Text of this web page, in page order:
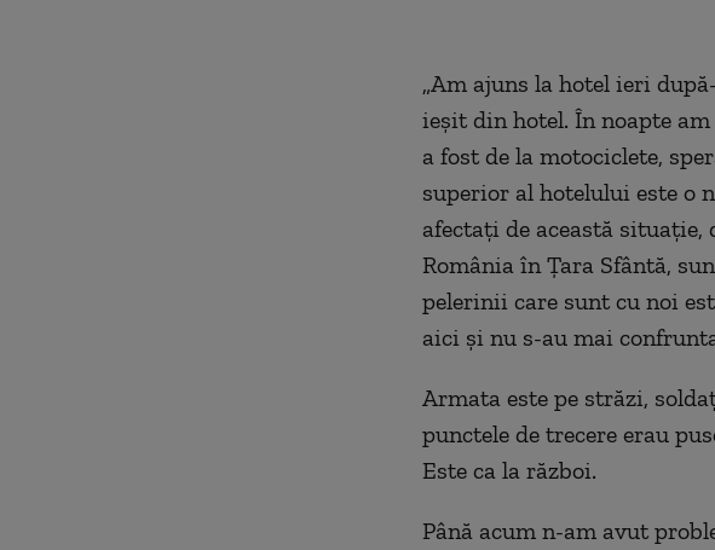
„Am ajuns la hotel ieri
ieșit din hotel. În noapte
a fost de la motociclete,
superior al hotelului este o
afectați de această
România în Țara Sfântă,
pelerinii care sunt cu noi
aici și nu s-au mai
Armata este pe străzi,
punctele de trecere erau
Este ca la război.
Până acum n-am avut